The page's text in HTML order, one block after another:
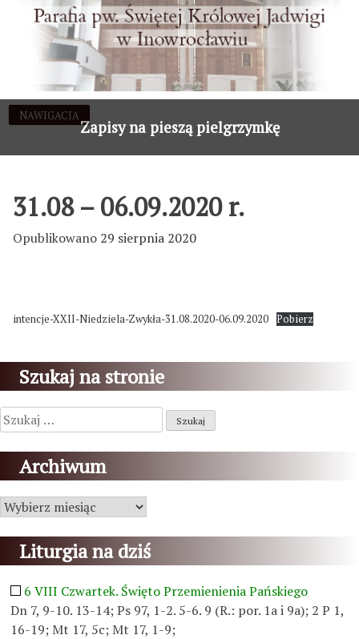
Przejdź
NAWIGACJA
Zapisy na pieszą pielgrzymkę
31.08 – 06.09.2020 r.
Opublikowano 29 sierpnia 2020
intencje-XXII-Niedziela-Zwykła-31.08.2020-06.09.2020 Pobierz
Szukaj na stronie
Szukaj:
Archiwum
Archiwum
Liturgia na dziś
6 VIII Czwartek. Święto Przemienienia Pańskiego
Dn 7, 9-10. 13-14; Ps 97, 1-2. 5-6. 9 (R.: por. 1a i 9a); 2 P 1,
16-19; Mt 17, 5c; Mt 17, 1-9;